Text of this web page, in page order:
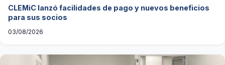
CLEMiC lanzó facilidades de pago y nuevos beneficios
para sus socios
03/08/2026